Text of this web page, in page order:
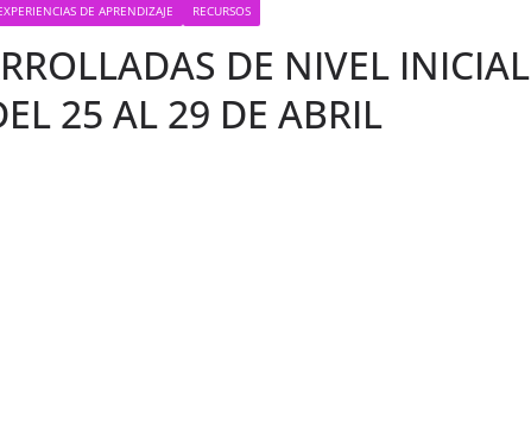
DE APRENDIZAJE RECURSOS
DE NIVEL INICIAL
25 AL 29 DE ABRIL